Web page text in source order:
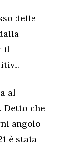
delle
il
al
Detto che
angolo
è stata